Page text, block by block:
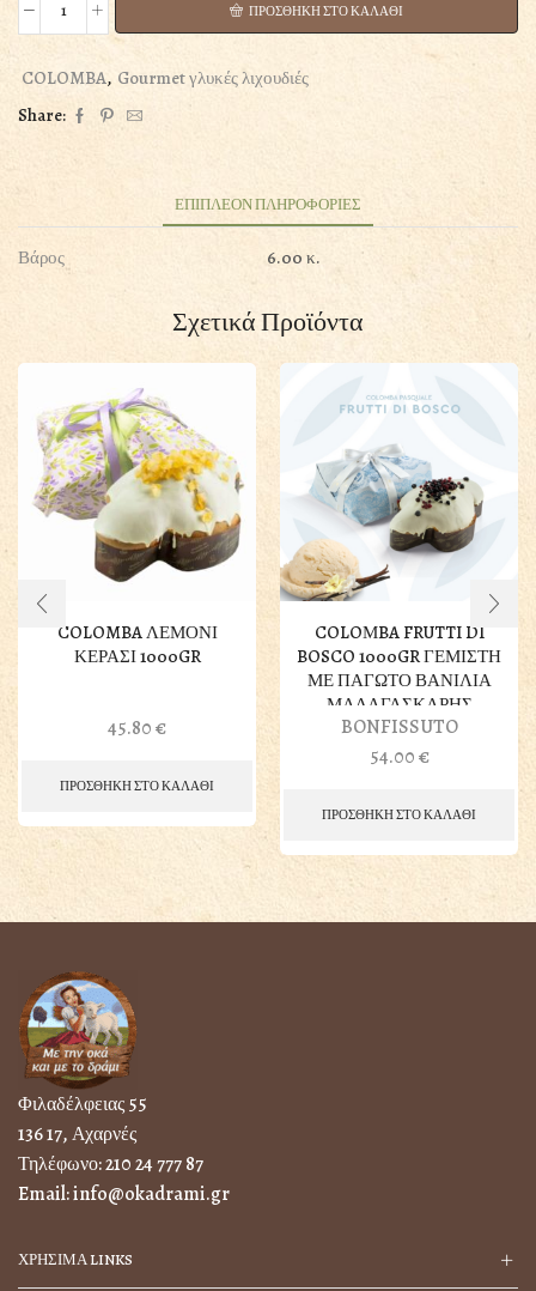
COLOMBA
AMARENA
E
LIMONE
1000GR
ΜΠΙΣΚΟΤΟ
ΚΑΝΕΛΑ
ποσότητα
ΠΡΟΣΘΗΚΗ ΣΤΟ ΚΑΛΑΘΙ
COLOMBA, Gourmet γλυκές λιχουδιές
Share:
ΕΠΙΠΛΕΟΝ ΠΛΗΡΟΦΟΡΙΕΣ
Βάρος 6.00 κ.
Σχετικά Προϊόντα
COLOMBA ΛΕΜΟΝΙ
ΚΕΡΑΣΙ 1000GR
45.80€
ΠΡΟΣΘΗΚΗ ΣΤΟ ΚΑΛΑΘΙ
COLOΜBA FRUTTI DI
BOSCO 1000GR ΓΕΜΙΣΤΗ
ΜΕ ΠΑΓΩΤΟ ΒΑΝΙΛΙΑ
ΜΑΔΑΓΑΣΚΑΡΗΣ
BONFISSUTO
54.00€
ΠΡΟΣΘΗΚΗ ΣΤΟ ΚΑΛΑΘΙ
Φιλαδέλφειας 55
136 17, Αχαρνές
Τηλέφωνο:210 24 777 87
Email:info@okadrami.gr
ΧΡΗΣΙΜΑ LINKS